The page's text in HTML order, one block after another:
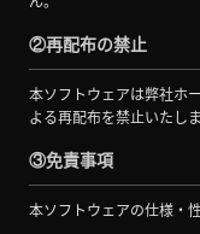
②再配布の禁止
本ソフトウェアは弊社ホ
よる再配布を禁止いたしま
③免責事項
本ソフトウェアの仕様・